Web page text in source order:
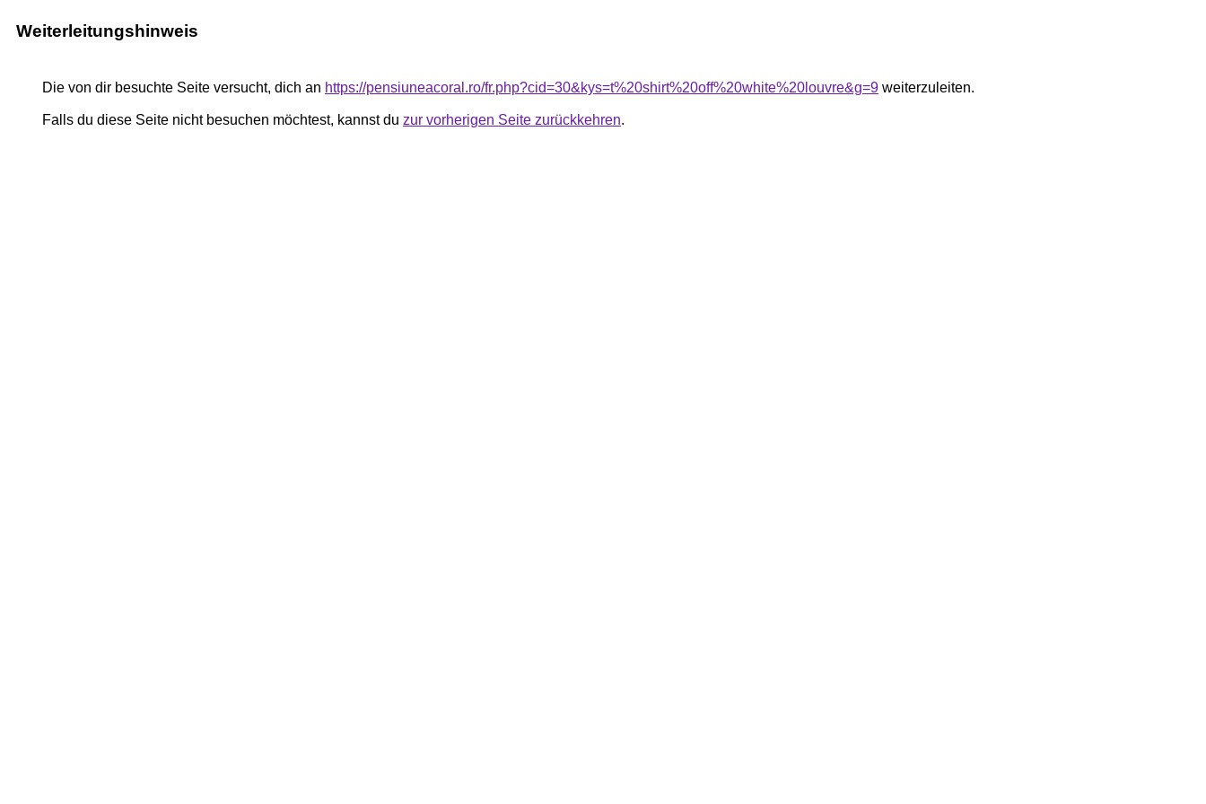
Weiterleitungshinweis
Die von dir besuchte Seite versucht, dich an https://pensiuneacoral.ro/fr.php?cid=30&kys=t%20shirt%20off%20white%20louvre&g=9 weiterzuleiten.
Falls du diese Seite nicht besuchen möchtest, kannst du zur vorherigen Seite zurückkehren.